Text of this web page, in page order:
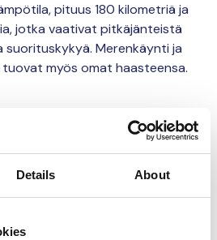
Details About
pituus 180 kilometriä ja
jotka vaativat pitkäjänteistä
suorituskykyä. Merenkäynti ja
tuovat myös omat haasteensa.
tavoitteena on edistää
Nurmisen säätiön työlle
valitsemasi summa